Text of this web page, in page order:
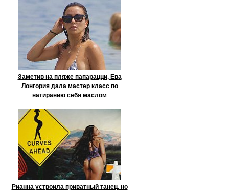
Заметив на пляже папарацци, Ева
Лонгория дала мастер класс по
натиранию себя маслом
Рианна устроила приватный танец, но